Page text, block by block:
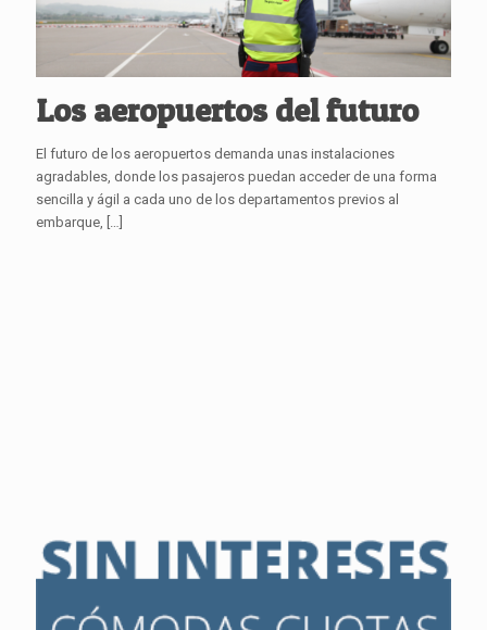
Los aeropuertos del futuro
El futuro de los aeropuertos demanda unas instalaciones
agradables, donde los pasajeros puedan acceder de una forma
sencilla y ágil a cada uno de los departamentos previos al
embarque, […]